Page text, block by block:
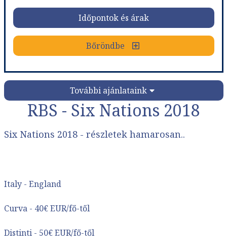
Időpontok és árak
Bőröndbe
2027: Six Nations Rögbi Bajnokság
Ország: Sportutak
Város:
Utazás módja:Egyénileg
Időpont: 2027-02-05 | 1 nap
További ajánlataink
RBS - Six Nations 2018
Six Nations 2018 - részletek hamarosan..
Italy - England
Curva - 40€ EUR/fő-től
Distinti - 50€ EUR/fő-től